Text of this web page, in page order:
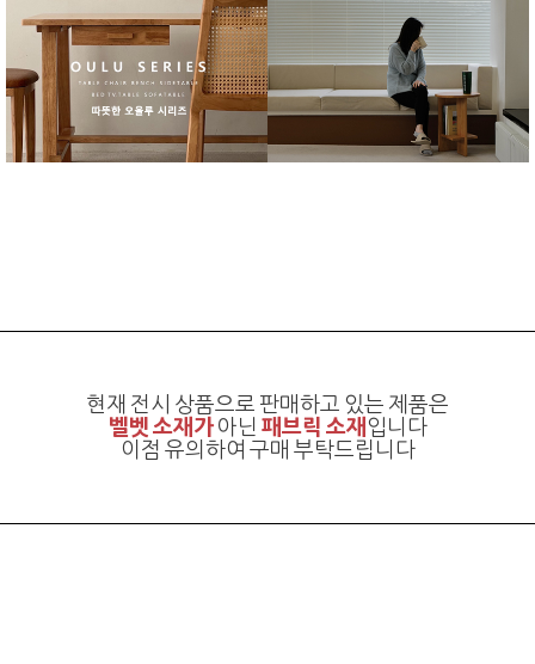
현재 전시 상품으로 판매하고 있는 제품은
벨벳 소재가 아닌 패브릭 소재입니다
이점 유의하여 구매 부탁드립니다